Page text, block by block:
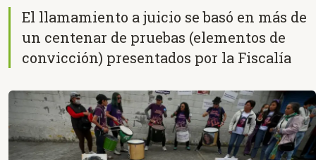
El llamamiento a juicio se basó en más de
un centenar de pruebas (elementos de
convicción) presentados por la Fiscalía